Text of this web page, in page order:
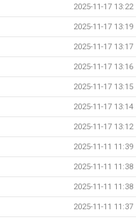
2025-11-17 13:22
2025-11-17 13:19
2025-11-17 13:17
2025-11-17 13:16
2025-11-17 13:15
2025-11-17 13:14
2025-11-17 13:12
2025-11-11 11:39
2025-11-11 11:38
2025-11-11 11:38
2025-11-11 11:37